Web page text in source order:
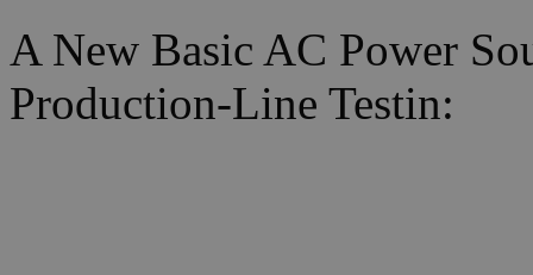
A New Basic AC Power
Production-Line Testin: